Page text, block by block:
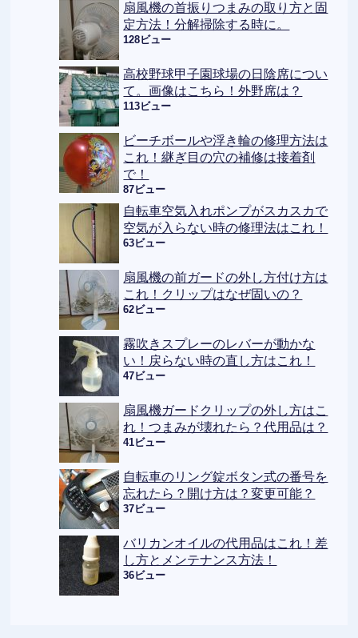
扇風機の首振りつまみの取り方と固
定方法！分解掃除する時に。
128ビュー
高校野球甲子園球場の日陰席につい
て。画像はこちら！外野席は？
113ビュー
ビーチボールや浮き輪の修理方法は
これ！継ぎ目の穴の補修は接着剤
で！
87ビュー
自転車空気入れポンプがスカスカで
空気が入らない時の修理法はこれ！
63ビュー
扇風機の前ガードの外し方付け方は
これ！クリップはなぜ固いの？
62ビュー
霧吹きスプレーのレバーが動かな
い！戻らない時の直し方はこれ！
47ビュー
扇風機ガードクリップの外し方はこ
れ！つまみが壊れたら？代用品は？
41ビュー
自転車のリング錠ボタン式の番号を
忘れたら？開け方は？変更可能？
37ビュー
バリカンオイルの代用品はこれ！差
し方とメンテナンス方法！
36ビュー